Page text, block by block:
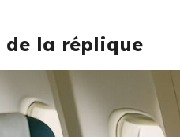
de la réplique